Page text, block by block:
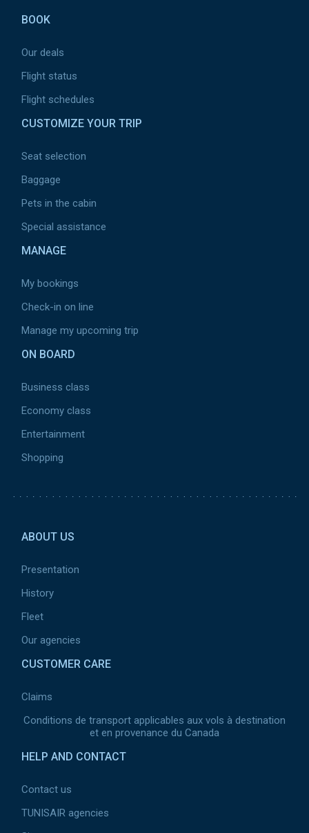
BOOK
Our deals
Flight status
Flight schedules
CUSTOMIZE YOUR TRIP
Seat selection
Baggage
Pets in the cabin
Special assistance
MANAGE
My bookings
Check-in on line
Manage my upcoming trip
ON BOARD
Business class
Economy class
Entertainment
Shopping
ABOUT US
Presentation
History
Fleet
Our agencies
CUSTOMER CARE
Claims
Conditions de transport applicables aux vols à destination
et en provenance du Canada
HELP AND CONTACT
Contact us
TUNISAIR agencies